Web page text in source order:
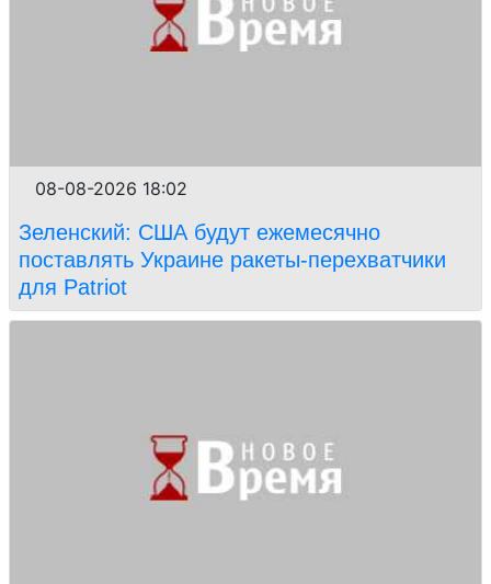
08-08-2026 18:02
Зеленский: США будут ежемесячно
поставлять Украине ракеты-перехватчики
для Patriot